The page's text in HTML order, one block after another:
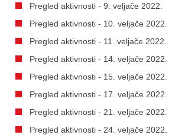
Pregled aktivnosti - 9. veljače 2022.
Pregled aktivnosti - 10. veljače 2022.
Pregled aktivnosti - 11. veljače 2022.
Pregled aktivnosti - 14. veljače 2022.
Pregled aktivnosti - 15. veljače 2022.
Pregled aktivnosti - 17. veljače 2022.
Pregled aktivnosti - 21. veljače 2022.
Pregled aktivnosti - 24. veljače 2022.